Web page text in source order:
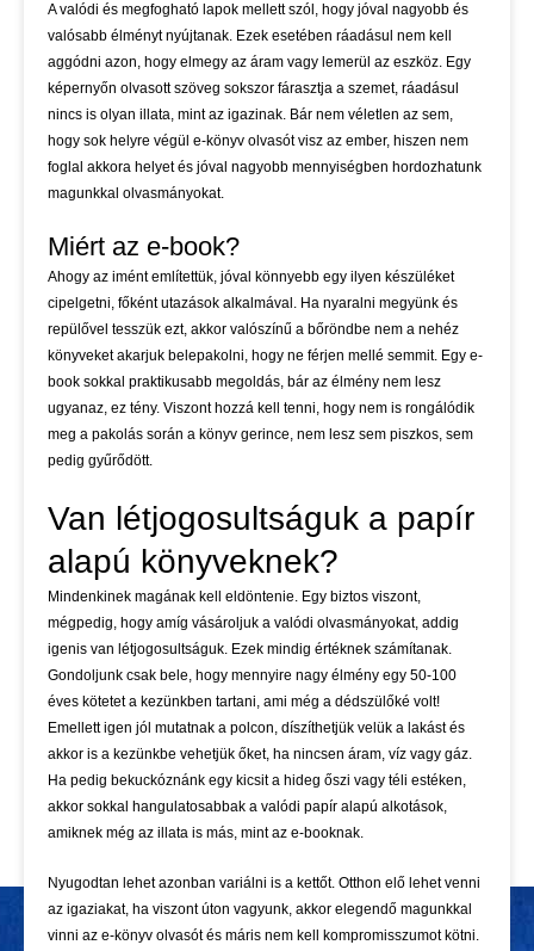
A valódi és megfogható lapok mellett szól, hogy jóval nagyobb és
valósabb élményt nyújtanak. Ezek esetében ráadásul nem kell
aggódni azon, hogy elmegy az áram vagy lemerül az eszköz. Egy
képernyőn olvasott szöveg sokszor fárasztja a szemet, ráadásul
nincs is olyan illata, mint az igazinak. Bár nem véletlen az sem,
hogy sok helyre végül e-könyv olvasót visz az ember, hiszen nem
foglal akkora helyet és jóval nagyobb mennyiségben hordozhatunk
magunkkal olvasmányokat.
Miért az e-book?
Ahogy az imént említettük, jóval könnyebb egy ilyen készüléket
cipelgetni, főként utazások alkalmával. Ha nyaralni megyünk és
repülővel tesszük ezt, akkor valószínű a bőröndbe nem a nehéz
könyveket akarjuk belepakolni, hogy ne férjen mellé semmit. Egy e-
book sokkal praktikusabb megoldás, bár az élmény nem lesz
ugyanaz, ez tény. Viszont hozzá kell tenni, hogy nem is rongálódik
meg a pakolás során a könyv gerince, nem lesz sem piszkos, sem
pedig gyűrődött.
Van létjogosultságuk a papír
alapú könyveknek?
Mindenkinek magának kell eldöntenie. Egy biztos viszont,
mégpedig, hogy amíg vásároljuk a valódi olvasmányokat, addig
igenis van létjogosultságuk. Ezek mindig értéknek számítanak.
Gondoljunk csak bele, hogy mennyire nagy élmény egy 50-100
éves kötetet a kezünkben tartani, ami még a dédszülőké volt!
Emellett igen jól mutatnak a polcon, díszíthetjük velük a lakást és
akkor is a kezünkbe vehetjük őket, ha nincsen áram, víz vagy gáz.
Ha pedig bekuckóznánk egy kicsit a hideg őszi vagy téli estéken,
akkor sokkal hangulatosabbak a valódi papír alapú alkotások,
amiknek még az illata is más, mint az e-booknak.
Nyugodtan lehet azonban variálni is a kettőt. Otthon elő lehet venni
az igaziakat, ha viszont úton vagyunk, akkor elegendő magunkkal
vinni az e-könyv olvasót és máris nem kell kompromisszumot kötni.